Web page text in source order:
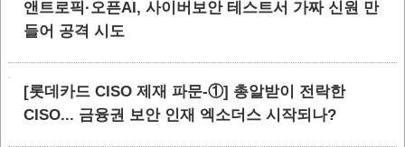
앤트로픽·오픈AI, 사이버보안 테스트서 가짜 신원 만
들어 공격 시도
[롯데카드 CISO 제재 파문-①] 총알받이 전락한
CISO... 금융권 보안 인재 엑소더스 시작되나?